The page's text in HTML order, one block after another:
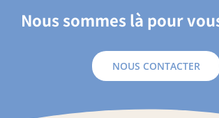
Nous sommes là pour
NOUS CONTACTER